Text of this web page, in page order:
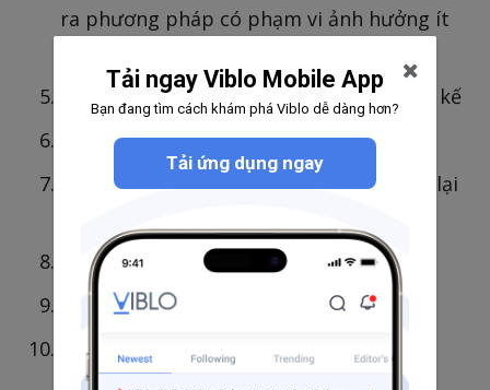
ra phương pháp có phạm vi ảnh hưởng ít
Nếu là bug thiết kế thì sửa tài liệu thiết kế
Sửa source code
Tiến hành Evidence và cross review, lặp lại
Viết unit test cho phần code sửa
Tiến hành test những chức năng đã sửa
Tiến hành test hồi quy
Tải ngay Viblo Mobile App
Bạn đang tìm cách khám phá Viblo dễ dàng hơn?
Tải ứng dụng ngay